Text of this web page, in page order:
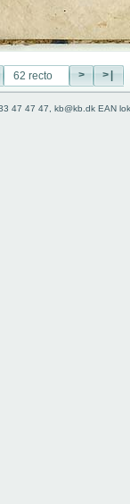
> >|
47 47 47, kb@kb.dk EAN